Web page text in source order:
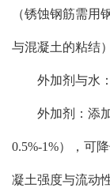
（锈蚀钢筋需用
与混凝土的粘结）
外加剂与水：
外加剂：添加
0.5%-1%），可
凝土强度与流动